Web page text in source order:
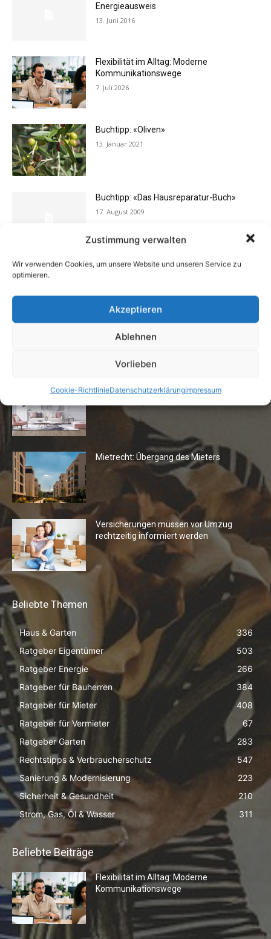
Zustimmung verwalten
Wir verwenden Cookies, um unsere Website und unseren Service zu
optimieren.
Akzeptieren
Ablehnen
Vorlieben
Cookie-RichtlinieDatenschutzerklärungimpressum
Energieausweis
13. Juni 2016
Flexibilität im Alltag: Moderne
Kommunikationswege
7. Juli 2026
Buchtipp: «Oliven»
13. Januar 2021
Buchtipp: «Das Hausreparatur-Buch»
17. August 2009
Rechtstipp: Grundbucheinsicht nur bei
Die Redaktion empfiehlt
Fototapeten: Neuer Look fürs
Mietrecht: Übergang des Mieters
Versicherungen müssen vor Umzug
rechtzeitig informiert werden
Beliebte Themen
Haus & Garten
336
Ratgeber Eigentümer
503
Ratgeber Energie
266
Ratgeber für Bauherren
384
Ratgeber für Mieter
408
Ratgeber für Vermieter
67
Ratgeber Garten
283
Rechtstipps & Verbraucherschutz
547
Sanierung & Modernisierung
223
Sicherheit & Gesundheit
210
Strom, Gas, Öl & Wasser
311
Beliebte Beiträge
Flexibilität im Alltag: Moderne
Kommunikationswege